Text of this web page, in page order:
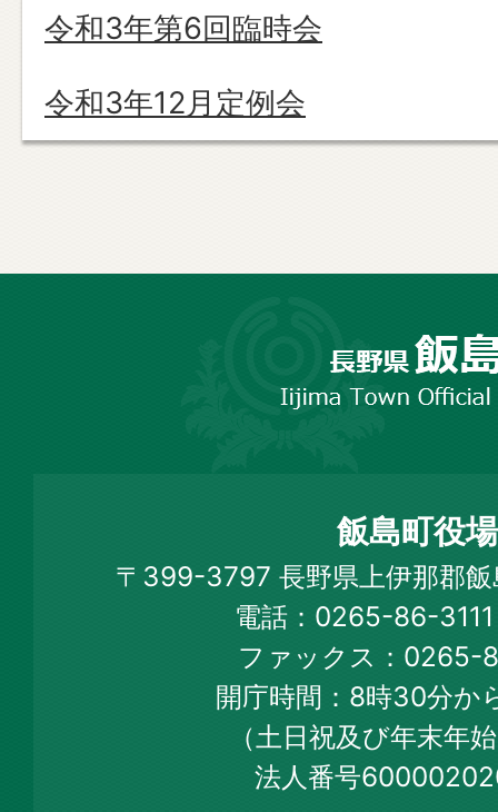
令和3年第6回臨時会
令和3年12月定例会
Town
Official
Web
Site
飯島町役場
〒399-3797 長野県上伊那郡
電話：0265-86-
ファックス：0265-
開庁時間：8時30分か
（土日祝及び年末年
法人番号